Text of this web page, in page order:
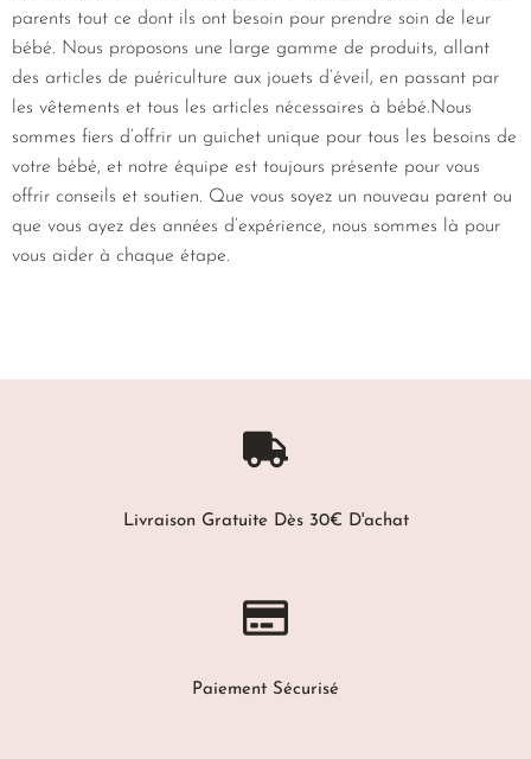
parents tout ce dont ils ont besoin pour prendre soin de leur
bébé. Nous proposons une large gamme de produits, allant
des articles de puériculture aux jouets d’éveil, en passant par
les vêtements et tous les articles nécessaires à bébé.Nous
sommes fiers d’offrir un guichet unique pour tous les besoins de
votre bébé, et notre équipe est toujours présente pour vous
offrir conseils et soutien. Que vous soyez un nouveau parent ou
que vous ayez des années d’expérience, nous sommes là pour
vous aider à chaque étape.
Livraison Gratuite Dès 30€ D'achat
Paiement Sécurisé